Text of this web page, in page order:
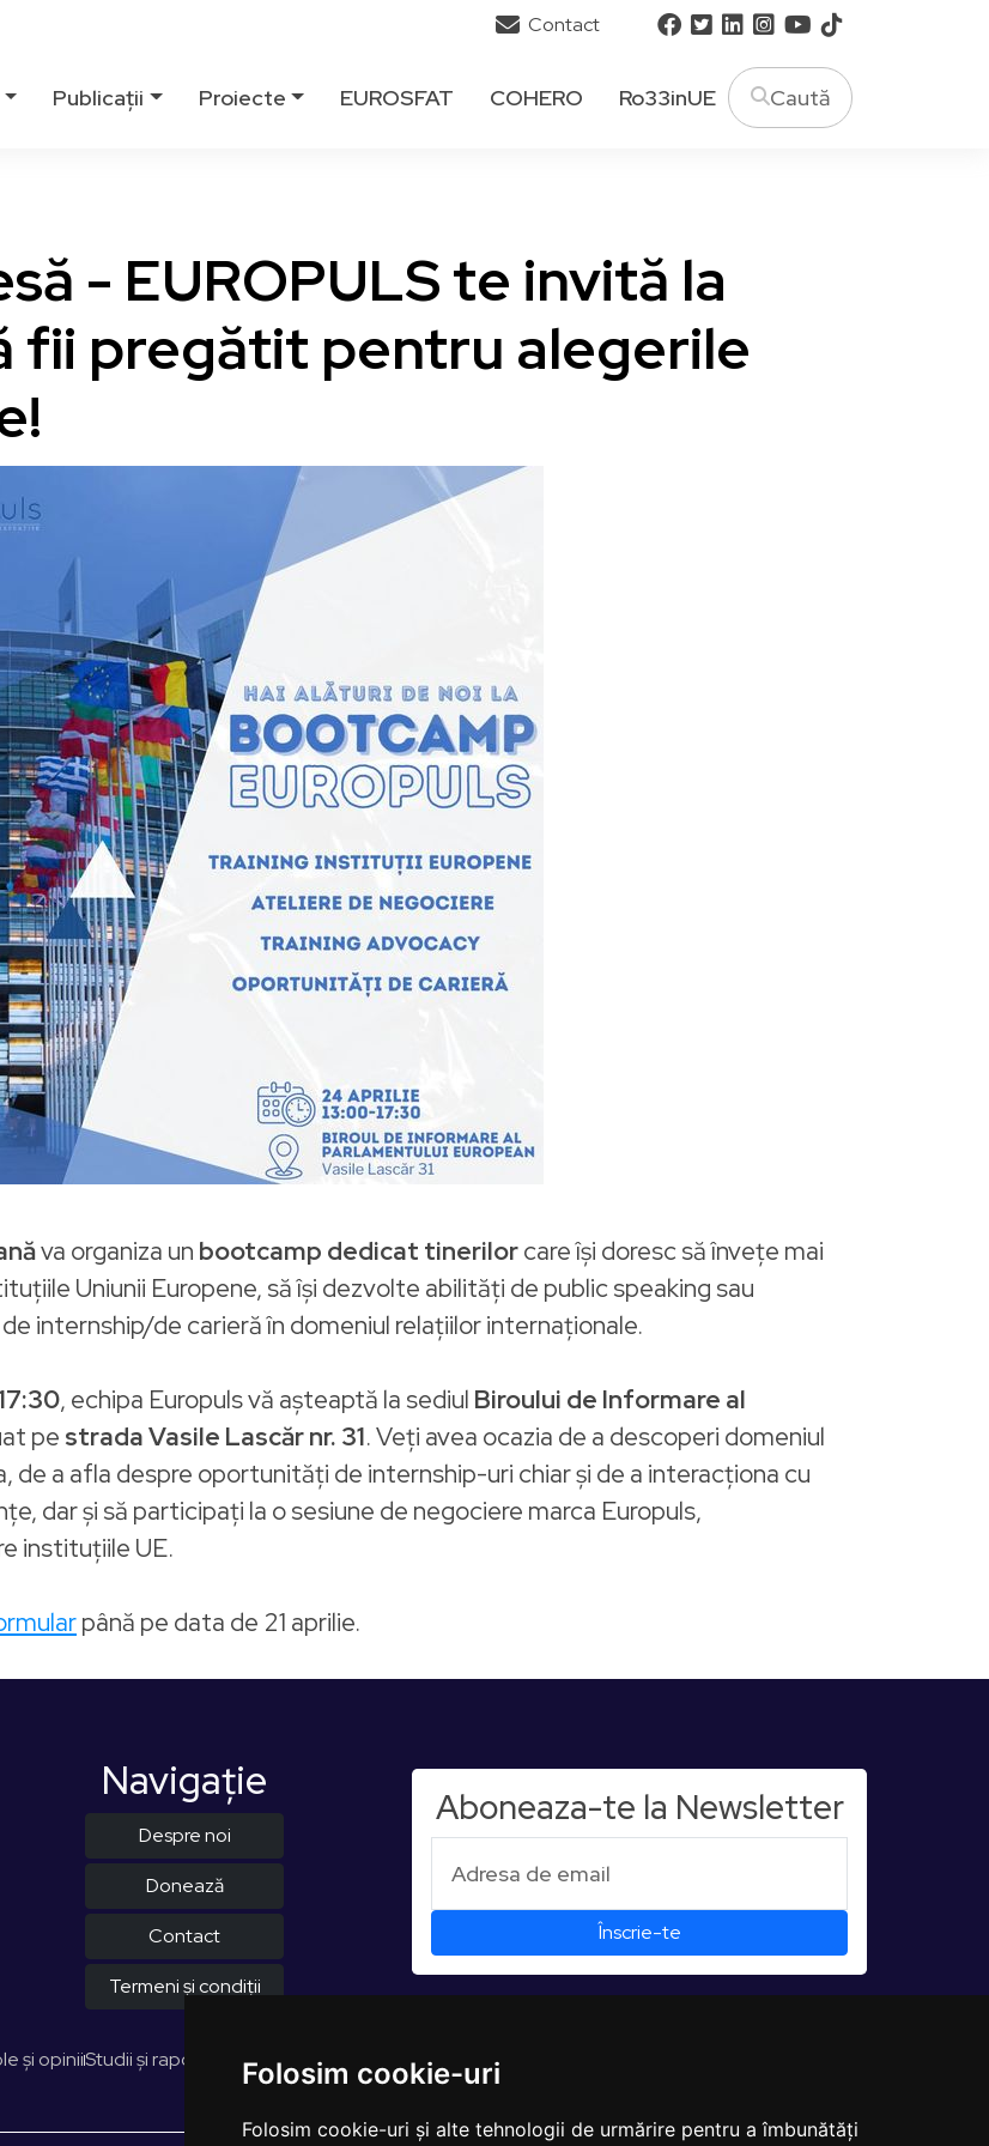
Folosim cookie-uri
Folosim cookie-uri și alte tehnologii de urmărire pentru a îmbunătăți
Contact
Publicații Proiecte EUROSFAT COHERO Ro33inUE
- EUROPULS te invită la
fii pregătit pentru alegerile
va organiza un bootcamp dedicat tinerilorcare își doresc să învețe mai
Uniunii Europene, să își dezvolte abilități de public speaking sau
internship/de carieră în domeniul relațiilor internaționale.
, echipa Europuls vă așteaptă la sediul Biroului de Informare al
pe strada Vasile Lascăr nr. 31. Veți avea ocazia de a descoperi domeniul
de a afla despre oportunități de internship-uri chiar și de a interacționa cu
dar și să participați la o sesiune de negociere marca Europuls,
instituțiile UE.
până pe data de 21 aprilie.
Navigaţie
Despre noi
Donează
Contact
Termeni și condiții
Aboneaza-te la Newsletter
și opiniiStudii și rapoarte EUROPULS Rezultate